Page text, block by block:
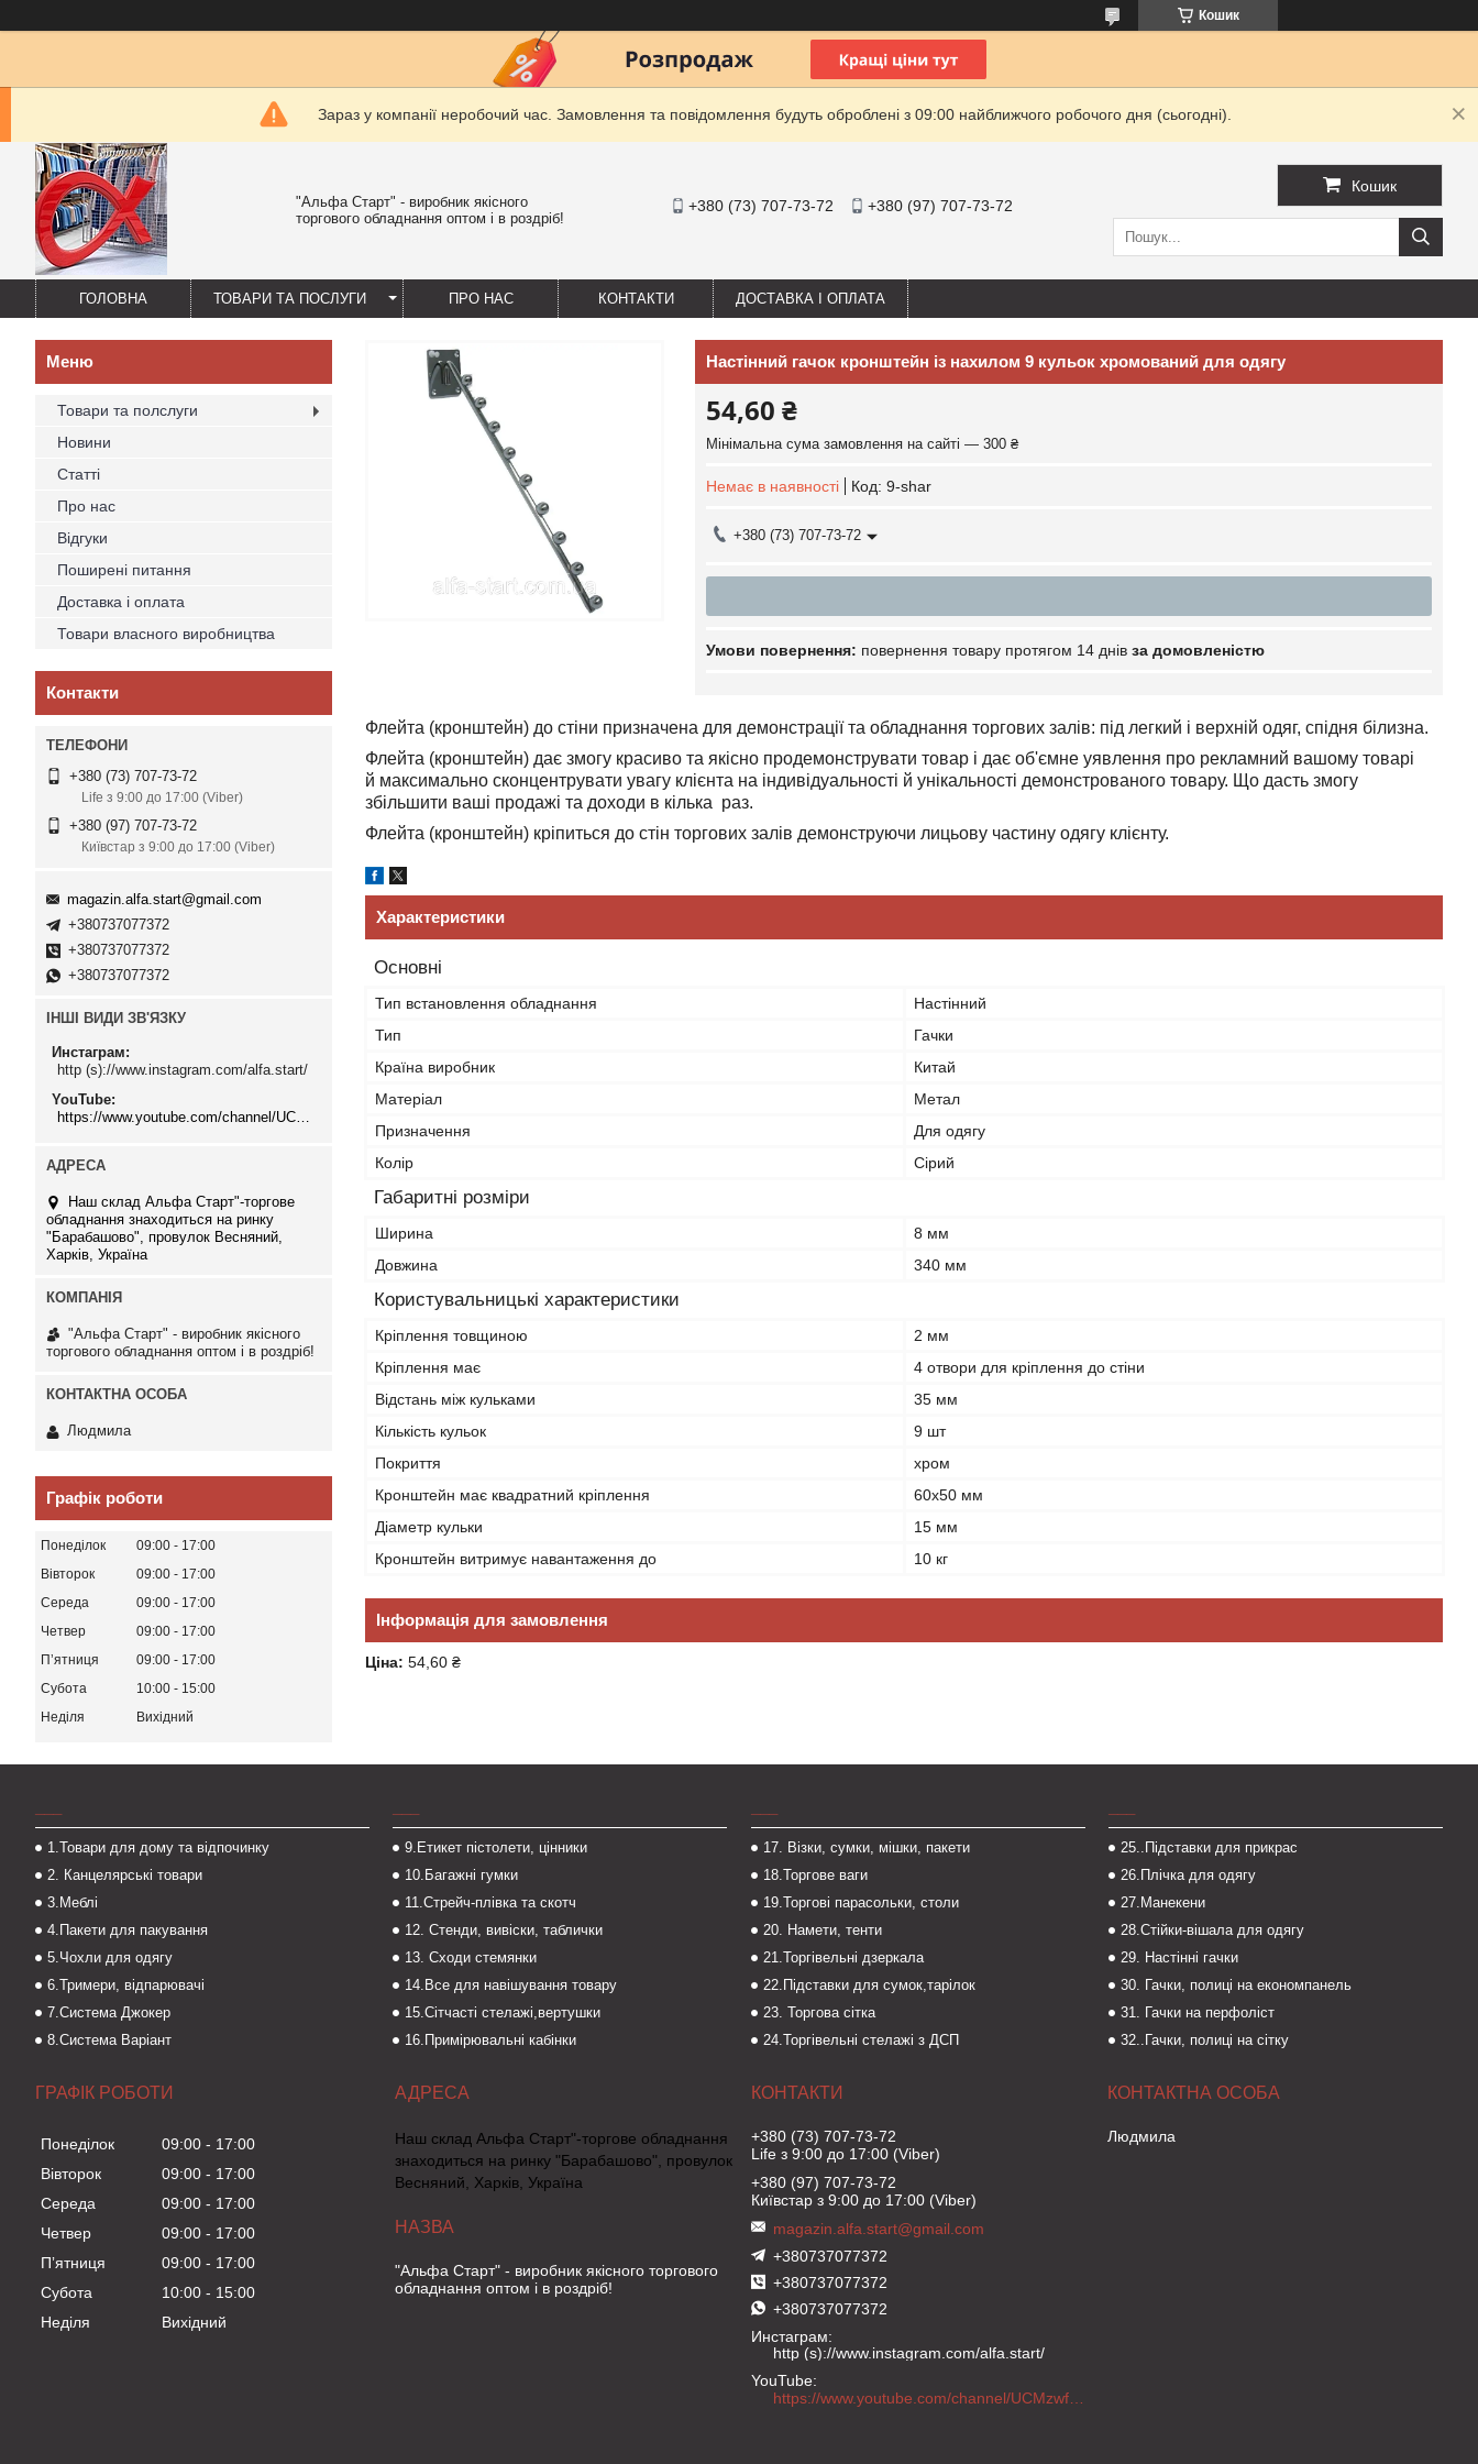
Кошик
Зараз у компанії неробочий час. Замовлення та повідомлення будуть оброблені з 09:00 найближчого робочого дня (сьогодні).
"Альфа Старт" - виробник якісного
торгового обладнання оптом і в роздріб!
+380 (73) 707-73-72 +380 (97) 707-73-72
Кошик
ГОЛОВНА ТОВАРИ ТА ПОСЛУГИ ПРО НАС КОНТАКТИ ДОСТАВКА І ОПЛАТА
Настінний гачок кронштейн із нахилом 9 кульок хромований для одягу
54,60 ₴
Мінімальна сума замовлення на сайті — 300 ₴
Немає в наявності Код: 9-shar
+380 (73) 707-73-72
повернення товару протягом 14 днів за домовленістю
Флейта (кронштейн) до стіни призначена для демонстрації та обладнання торгових залів: під легкий і верхній одяг, спідня білизна.
Флейта (кронштейн) дає змогу красиво та якісно продемонструвати товар і дає об'ємне уявлення про рекламний вашому товарі
й максимально сконцентрувати увагу клієнта на індивідуальності й унікальності демонстрованого товару. Що дасть змогу
збільшити ваші продажі та доходи в кілька раз.
Флейта (кронштейн) кріпиться до стін торгових залів демонструючи лицьову частину одягу клієнту.
Характеристики
Основні
Тип встановлення обладнання
Настінний
Тип
Гачки
Країна виробник
Китай
Матеріал
Метал
Призначення
Для одягу
Колір
Сірий
Габаритні розміри
Ширина
8 мм
Довжина
340 мм
Користувальницькі характеристики
Кріплення товщиною
2 мм
Кріплення має
4 отвори для кріплення до стіни
Відстань між кульками
35 мм
Кількість кульок
9 шт
Покриття
хром
Кронштейн має квадратний кріплення
60х50 мм
Діаметр кульки
15 мм
Кронштейн витримує навантаження до
10 кг
Інформація для замовлення
Ціна: 54,60 ₴
Товари та полслуги
Новини
Статті
Про нас
Відгуки
Поширені питання
Доставка і оплата
Товари власного виробництва
Контакти
+380 (73) 707-73-72
Life з 9:00 до 17:00 (Viber)
+380 (97) 707-73-72
Київстар з 9:00 до 17:00 (Viber)
magazin.alfa.start@gmail.com
+380737077372
+380737077372
+380737077372
ІНШІ ВИДИ ЗВ'ЯЗКУ
Инстаграм
http (s)://www.instagram.com/alfa.start/
YouTube
Наш склад Альфа Старт"-торгове
обладнання знаходиться на ринку
"Барабашово", провулок Весняний,
Харків, Україна
"Альфа Старт" - виробник якісного
торгового обладнання оптом і в роздріб!
Людмила
Графік роботи
Понеділок 09:00
17:00
Вівторок
09:00
17:00
Середа
09:00
17:00
Четвер
09:00
17:00
Пʼятниця
09:00
17:00
Субота
10:00
15:00
Неділя
Вихідний
1.Товари для дому та відпочинку
2. Канцелярські товари
3.Меблі
4.Пакети для пакування
5.Чохли для одягу
6.Тримери, відпарювачі
7.Система Джокер
8.Система Варіант
9.Етикет пістолети, цінники
10.Багажні гумки
11.Стрейч-плівка та скотч
12. Стенди, вивіски, таблички
13. Сходи стемянки
14.Все для навішування товару
15.Сітчасті стелажі,вертушки
16.Примірювальні кабінки
17. Візки, сумки, мішки, пакети
18.Торгове ваги
19.Торгові парасольки, столи
20. Намети, тенти
21.Торгівельні дзеркала
22.Підставки для сумок,тарілок
23. Торгова сітка
24.Торгівельні стелажі з ДСП
25..Підставки для прикрас
26.Плічка для одягу
27.Манекени
28.Стійки-вішала для одягу
29. Настінні гачки
30. Гачки, полиці на економпанель
31. Гачки на перфоліст
32..Гачки, полиці на сітку
ГРАФІК РОБОТИ
Понеділок 09:00
17:00
Вівторок
09:00
17:00
Середа
09:00
17:00
Четвер
09:00
17:00
Пʼятниця
09:00
17:00
Субота
10:00
15:00
Неділя
Вихідний
Наш склад Альфа Старт"-торгове обладнання
знаходиться на ринку "Барабашово", провулок
Весняний, Харків, Україна
"Альфа Старт" - виробник якісного торгового
обладнання оптом і в роздріб!
+380 (73) 707-73-72
Life з 9:00 до 17:00 (Viber)
+380 (97) 707-73-72
Київстар з 9:00 до 17:00 (Viber)
magazin.alfa.start@gmail.com
+380737077372
+380737077372
+380737077372
Инстаграм
http (s)://www.instagram.com/alfa.start/
YouTube
https://www.youtube.com/channel/UCMzwfuPdxogFIKF_nELVFNw
Людмила